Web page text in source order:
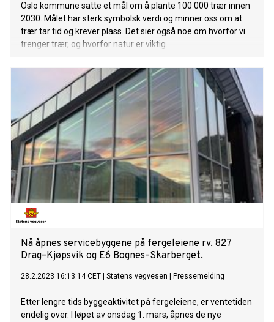
Oslo kommune satte et mål om å plante 100 000 trær innen
2030. Målet har sterk symbolsk verdi og minner oss om at
trær tar tid og krever plass. Det sier også noe om hvorfor vi
trenger trær, og hvorfor natur er viktig.
Nå åpnes servicebyggene på fergeleiene rv. 827
Drag–Kjøpsvik og E6 Bognes–Skarberget.
28.2.2023 16:13:14 CET Statens vegvesen Pressemelding
Etter lengre tids byggeaktivitet på fergeleiene, er ventetiden
endelig over. I løpet av onsdag 1. mars, åpnes de nye